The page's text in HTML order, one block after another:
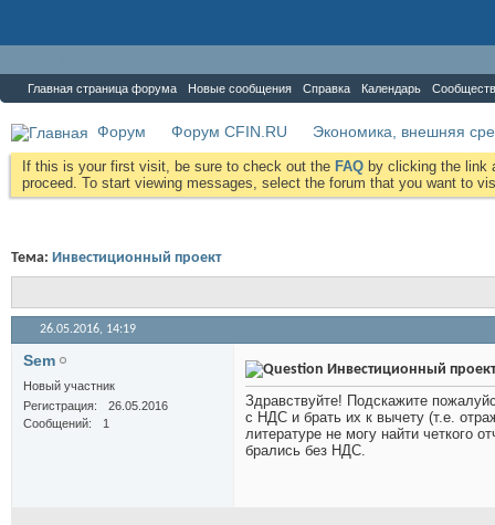
Главная страница форума Новые сообщения Справка Календарь
Форум Форум CFIN.RU Экономика, внешняя
If this is your first visit, be sure to check out the FAQ by clicking the link
proceed. To start viewing messages, select the forum that you want to
Тема: Инвестиционный проект
26.05.2016, 14:19
Sem
Новый участник
Регистрация
26.05.2016
Сообщений
1
Инвестиционный проект
Здравствуйте! Подскажите
с НДС и брать их к вычету (т.е.
литературе не могу найти четкого
брались без НДС.